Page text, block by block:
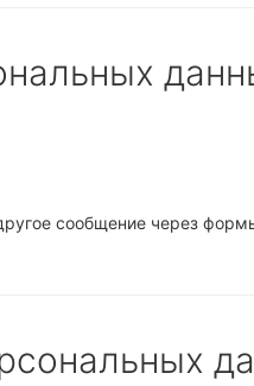
сообщение через